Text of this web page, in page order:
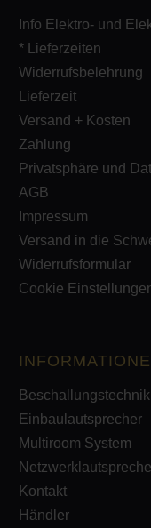
Info Elektro- und
* Lieferzeiten
Widerrufsbelehrung
Lieferzeit
Versand + Kosten
Zahlung
Privatsphäre und
AGB
Impressum
Versand in die
Widerrufsformular
Cookie
Beschallungstechnik
Einbaulautsprecher
Multiroom System
Kontakt
Händler